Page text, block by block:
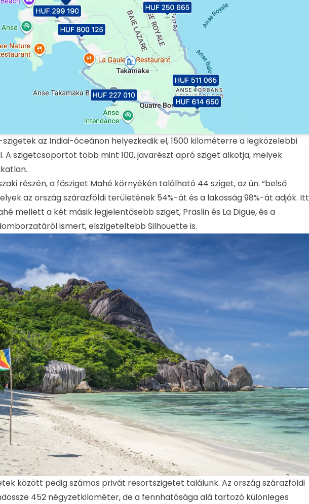
az Indiai-óceánon helyezkedik el, 1500 kilométerre a legközelebbi
A szigetcsoportot több mint 100, javarészt apró sziget alkotja, melyek
részén, a fősziget Mahé környékén található 44 sziget, az ún. “belső
az ország szárazföldi területének 54%-át és a lakosság 98%-át adják. Itt
mellett a két másik legjelentősebb sziget, Praslin és La Digue, és a
ismert, elszigeteltebb Silhouette is.
között pedig számos privát resortszigetet találunk. Az ország szárazföldi
452 négyzetkilométer, de a fennhatósága alá tartozó különleges